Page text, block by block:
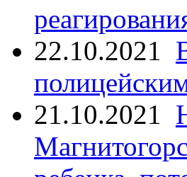
22.10.2021
21.10.2021